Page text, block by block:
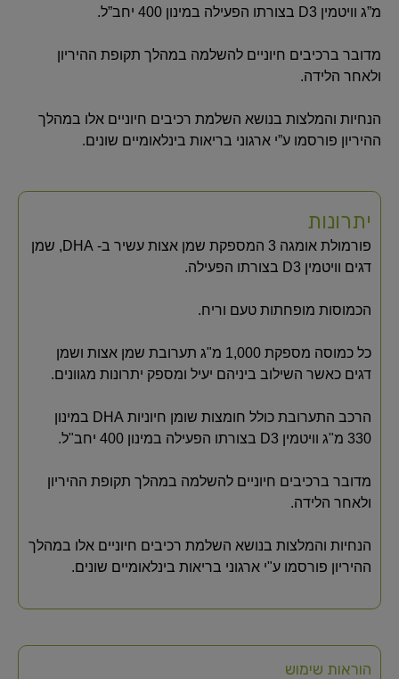
מ”ג וויטמין D3 בצורתו הפעילה במינון 400 יחב”ל.
מדובר ברכיבים חיוניים להשלמה במהלך תקופת ההיריון
ולאחר הלידה.
הנחיות והמלצות בנושא השלמת רכיבים חיוניים אלו במהלך
ההיריון פורסמו ע”י ארגוני בריאות בינלאומיים שונים.
יתרונות
פורמולת אומגה 3 המספקת שמן אצות עשיר ב- DHA, שמן
דגים וויטמין D3 בצורתו הפעילה.
הכמוסות מופחתות טעם וריח.
כל כמוסה מספקת 1,000 מ"ג תערובת שמן אצות ושמן
דגים כאשר השילוב ביניהם יעיל ומספק יתרונות מגוונים.
הרכב התערובת כולל חומצות שומן חיוניות DHA במינון
330 מ"ג וויטמין D3 בצורתו הפעילה במינון 400 יחב"ל.
מדובר ברכיבים חיוניים להשלמה במהלך תקופת ההיריון
ולאחר הלידה.
הנחיות והמלצות בנושא השלמת רכיבים חיוניים אלו במהלך
ההיריון פורסמו ע"י ארגוני בריאות בינלאומיים שונים.
הוראות שימוש